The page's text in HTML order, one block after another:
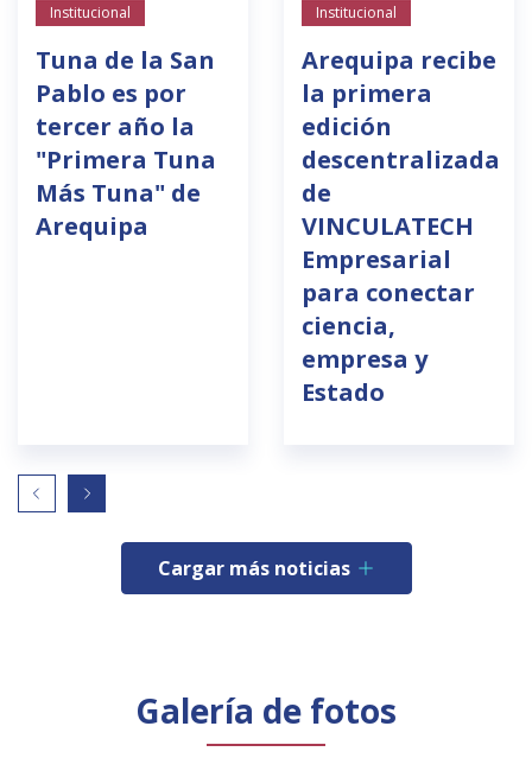
Institucional
Tuna de la San
Pablo es por
tercer año la
"Primera Tuna
Más Tuna" de
Arequipa
Institucional
Arequipa recibe
la primera
edición
descentralizada
de
VINCULATECH
Empresarial
para conectar
ciencia,
empresa y
Estado
Cargar más noticias
Galería de fotos